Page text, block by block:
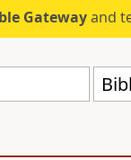
Gatewayand